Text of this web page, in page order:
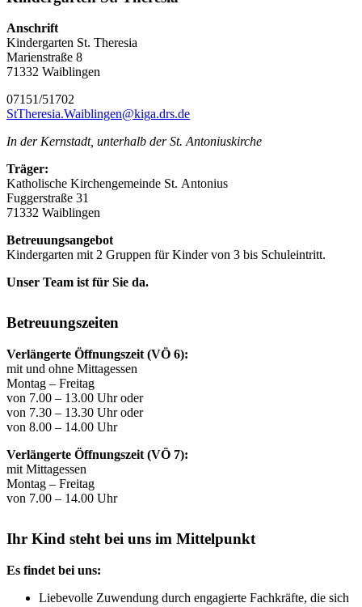
Anschrift
Kindergarten St. Theresia
Marienstraße 8
71332 Waiblingen
07151/51702
StTheresia.Waiblingen@kiga.drs.de
In der Kernstadt, unterhalb der St. Antoniuskirche
Träger:
Katholische Kirchengemeinde St. Antonius
Fuggerstraße 31
71332 Waiblingen
Betreuungsangebot
Kindergarten mit 2 Gruppen für Kinder von 3 bis Schuleintritt.
Unser Team ist für Sie da.
Betreuungszeiten
Verlängerte Öffnungszeit (VÖ 6):
mit und ohne Mittagessen
Montag – Freitag
von 7.00 – 13.00 Uhr oder
von 7.30 – 13.30 Uhr oder
von 8.00 – 14.00 Uhr
Verlängerte Öffnungszeit (VÖ 7):
mit Mittagessen
Montag – Freitag
von 7.00 – 14.00 Uhr
Ihr Kind steht bei uns im Mittelpunkt
Es findet bei uns:
Liebevolle Zuwendung durch engagierte Fachkräfte, die sich